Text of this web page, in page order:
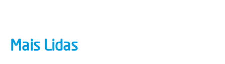
Mais Lidas